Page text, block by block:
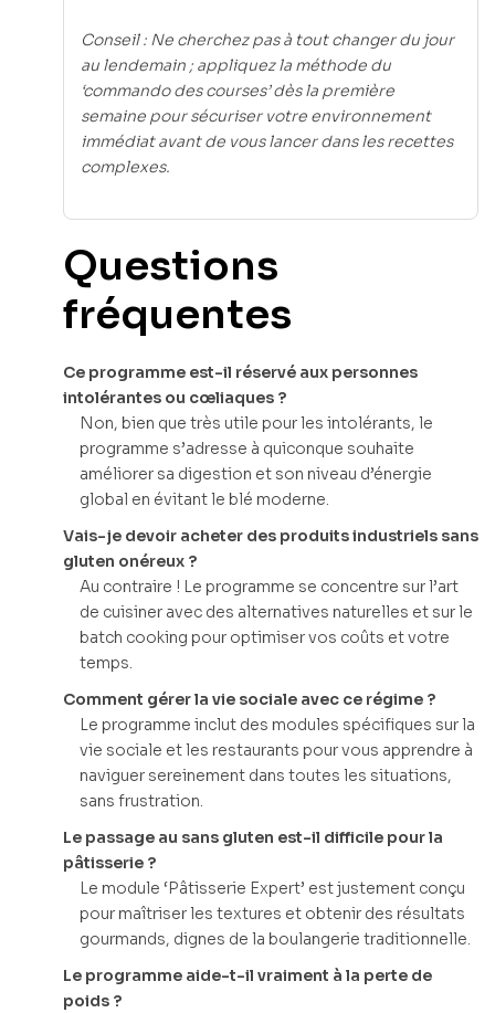
Conseil : Ne cherchez pas à tout changer du jour
au lendemain ; appliquez la méthode du
‘commando des courses’ dès la première
semaine pour sécuriser votre environnement
immédiat avant de vous lancer dans les recettes
complexes.
Questions
fréquentes
Ce programme est-il réservé aux personnes
intolérantes ou cœliaques ?
Non, bien que très utile pour les intolérants, le
programme s’adresse à quiconque souhaite
améliorer sa digestion et son niveau d’énergie
global en évitant le blé moderne.
Vais-je devoir acheter des produits industriels sans
gluten onéreux ?
Au contraire ! Le programme se concentre sur l’art
de cuisiner avec des alternatives naturelles et sur le
batch cooking pour optimiser vos coûts et votre
temps.
Comment gérer la vie sociale avec ce régime ?
Le programme inclut des modules spécifiques sur la
vie sociale et les restaurants pour vous apprendre à
naviguer sereinement dans toutes les situations,
sans frustration.
Le passage au sans gluten est-il difficile pour la
pâtisserie ?
Le module ‘Pâtisserie Expert’ est justement conçu
pour maîtriser les textures et obtenir des résultats
gourmands, dignes de la boulangerie traditionnelle.
Le programme aide-t-il vraiment à la perte de
poids ?